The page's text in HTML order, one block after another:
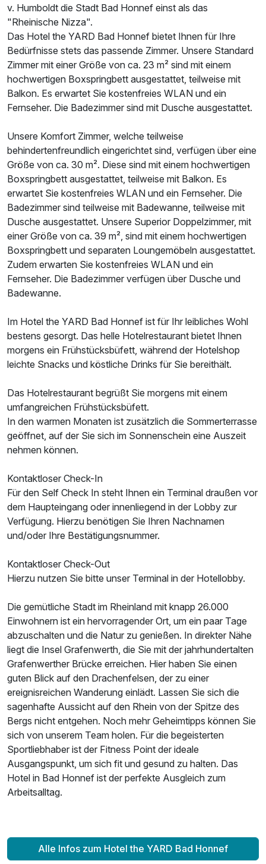
Ausstattung
Zusatznächte
Für 3 Tage p.P. ab188,50 €
Einzelzimmer
1 Erwachsenen
Ausstattung
Zusatznächte
Für 3 Tage
Einzelzimmer Komfort
1 Erwachsenen und 2 Kinder
Ausstattung
v. Humboldt die Stadt Bad Honnef einst als das
"Rheinische Nizza".
Das Hotel the YARD Bad Honnef bietet Ihnen für Ihre
Bedürfnisse stets das passende Zimmer. Unsere Standard
Zimmer mit einer Größe von ca. 23 m² sind mit einem
hochwertigen Boxspringbett ausgestattet, teilweise mit
Balkon. Es erwartet Sie kostenfreies WLAN und ein
Fernseher. Die Badezimmer sind mit Dusche ausgestattet.
Unsere Komfort Zimmer, welche teilweise
behindertenfreundlich eingerichtet sind, verfügen über eine
Größe von ca. 30 m². Diese sind mit einem hochwertigen
Boxspringbett ausgestattet, teilweise mit Balkon. Es
erwartet Sie kostenfreies WLAN und ein Fernseher. Die
Badezimmer sind teilweise mit Badewanne, teilweise mit
Dusche ausgestattet. Unsere Superior Doppelzimmer, mit
einer Größe von ca. 39 m², sind mit einem hochwertigen
Boxspringbett und separaten Loungemöbeln ausgestattet.
Zudem erwarten Sie kostenfreies WLAN und ein
Fernseher. Die Badezimmer verfügen über Dusche und
Badewanne.
Im Hotel the YARD Bad Honnef ist für Ihr leibliches Wohl
bestens gesorgt. Das helle Hotelrestaurant bietet Ihnen
morgens ein Frühstücksbüfett, während der Hotelshop
leichte Snacks und köstliche Drinks für Sie bereithält.
Das Hotelrestaurant begrüßt Sie morgens mit einem
umfangreichen Frühstücksbüfett.
In den warmen Monaten ist zusätzlich die Sommerterrasse
geöffnet, auf der Sie sich im Sonnenschein eine Auszeit
nehmen können.
Kontaktloser Check-In
Für den Self Check In steht Ihnen ein Terminal draußen vor
dem Haupteingang oder innenliegend in der Lobby zur
Verfügung. Hierzu benötigen Sie Ihren Nachnamen
und/oder Ihre Bestätigungsnummer.
Kontaktloser Check-Out
Hierzu nutzen Sie bitte unser Terminal in der Hotellobby.
Die gemütliche Stadt im Rheinland mit knapp 26.000
Einwohnern ist ein hervorragender Ort, um ein paar Tage
abzuschalten und die Natur zu genießen. In direkter Nähe
liegt die Insel Grafenwerth, die Sie mit der jahrhundertalten
Grafenwerther Brücke erreichen. Hier haben Sie einen
guten Blick auf den Drachenfelsen, der zu einer
ereignisreichen Wanderung einlädt. Lassen Sie sich die
sagenhafte Aussicht auf den Rhein von der Spitze des
Bergs nicht entgehen. Noch mehr Geheimtipps können Sie
sich von unserem Team holen. Für die begeisterten
Sportliebhaber ist der Fitness Point der ideale
Ausgangspunkt, um sich fit und gesund zu halten. Das
Hotel in Bad Honnef ist der perfekte Ausgleich zum
Arbeitsalltag.
Alle Infos zum Hotel the YARD Bad Honnef